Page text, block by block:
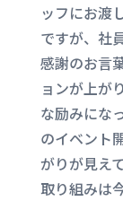
ッフにお渡
ですが、社
感謝のお言
ョンが上が
な励みにな
のイベント
がりが見え
取り組みは